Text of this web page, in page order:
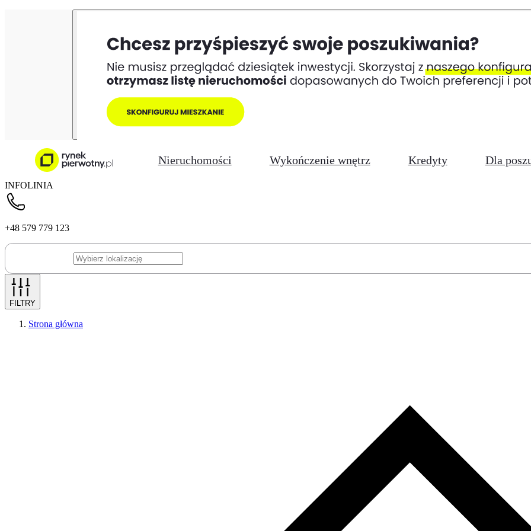
Nieruchomości Wykończenie wnętrz Kredyty Dla
INFOLINIA
+48 579 779 123
FILTRY
Strona główna